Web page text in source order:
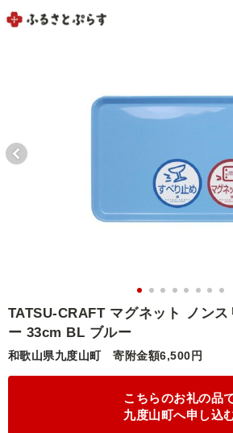
メニュー
お礼の品をカテゴリや金額で絞り込み
ランキング
特集・おすすめ
TATSU-CRAFT マグネット ノン
ー 33cm BL ブルー
和歌山県九度山町 寄附金額6,500円
こちらのお礼の品
九度山町へ申し込